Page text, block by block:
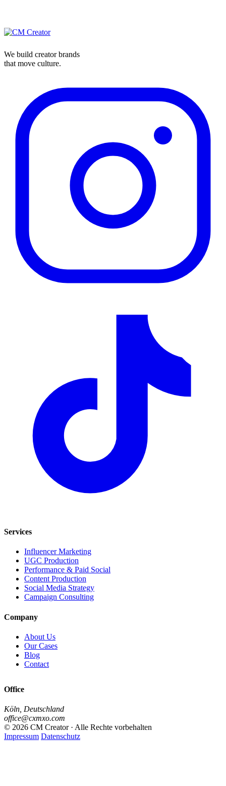
We build creator brands
that move culture.
Services
Influencer Marketing
UGC Production
Performance & Paid Social
Content Production
Social Media Strategy
Campaign Consulting
Company
About Us
Our Cases
Blog
Contact
Office
Köln, Deutschland
office@cxmxo.com
© 2026 CM Creator · Alle Rechte vorbehalten
Impressum Datenschutz